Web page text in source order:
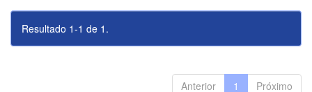
Resultado 1-1 de 1.
Anterior 1 Próximo